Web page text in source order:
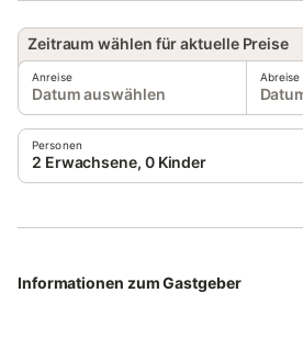
Zeitraum wählen für aktuelle Preise
Anreise
Datum auswählen
Abreise
Personen
2 Erwachsene, 0 Kinder
Informationen zum Gastgeber